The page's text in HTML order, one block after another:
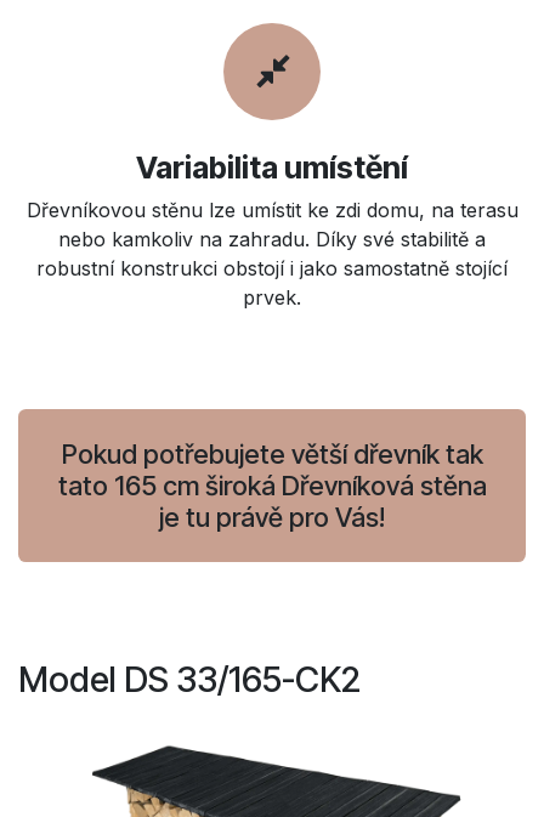
Variabilita umístění
Dřevníkovou stěnu lze umístit ke zdi domu, na terasu
nebo kamkoliv na zahradu. Díky své stabilitě a
robustní konstrukci obstojí i jako samostatně stojící
prvek.
Pokud potřebujete větší dřevník tak
tato 165 cm široká Dřevníková stěna
je tu právě pro Vás!
Model DS 33/165-CK2